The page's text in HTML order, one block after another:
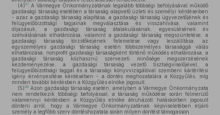
(4)57 A Vármegye Önkormányzatának legalább többségi befolyásával működő
gazdasági társaság esetében a társaság alapvető üzleti és személyi kérdéseiben
- azaz a gazdasági társaság alapítása, a gazdasági társaság ügyvezetőjének és
felügyelőbizottsági tagjainak megválasztása és visszahívása, valamint
díjazásuk, a gazdasági társaság átalakulásának, egyesülésének és
szétválásának elhatározása, valamint a gazdasági társaság megszüntetése, a
gazdasági társaság törzstőkéjének felemelése vagy leszállítása, az
egyszemélyes gazdasági társaság esetén többszemélyes társasággá válás
elhatározása, nonprofit gazdasági társaságként történő működés elhatározása, a
gazdasági társaság közhasznú szervezeti minősége megszerzésének
kezdeményezése, a gazdasági társaság vezető tisztségviselőjével, a
felügyelőbizottsági taggal és a társasági könyvvizsgálóval szembeni kártérítési
igény érvényesítése kérdésében - a döntés meghozatalára a Közgyűlés, míg
minden további kérdésben a Közgyűlés elnöke jogosult.
(5)58 Azon gazdasági társaság esetén, amelyben a Vármegye Önkormányzata
nem rendelkezik többségi befolyással, a társaság működése során felmerülő
valamennyi kérdésben a Közgyűlés elnöke átruházott hatáskörben jogosult
dönteni arról, hogy a Vármegye Önkormányzatának képviseletében eljáró
személy a legfőbb szerv döntéshozatala során milyen döntést támogasson.